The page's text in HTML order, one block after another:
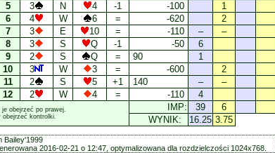
5 3 N 4 -1 -100
1
6 4 W 6 = -620
2
7 3 E 10 = -110 –
–
8 3 S Q -1 -50
6
9 2 S Q = 90
1
10 3 W 3 = -600
2
11 2 S 5 +1 140 –
–
12 2 W 4 = -110 4
obejrzeć po prawej.
obejrzeć kontrolki.
IMP: 39
6
WYNIK:
16.25 3.75
Bailey'1999
2016-02-21 o 12:47, optymalizowana dla rozdzielczości 1024x768.